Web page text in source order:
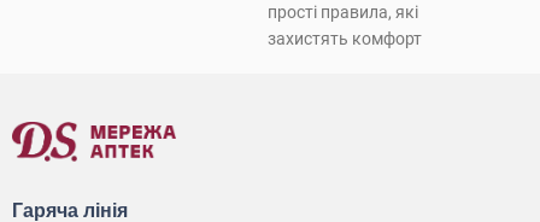
прості правила, які
захистять комфорт
Гаряча лінія